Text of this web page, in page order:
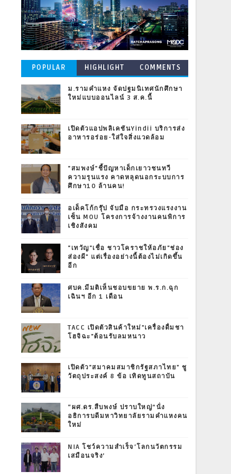
POPULAR
POSTS
HIGHLIGHT COMMENTS
ม.รามคำแหง จัดปฐมนิเทศนักศึกษา
ใหม่แบบออนไลน์ 3 ส.ค.นี้
เปิดตัวแอปพลิเคชันYindii บริการส่ง
อาหารอร่อย-ใส่ใจสิ่งแวดล้อม
"สมพงษ์"ชี้ปัญหาเด็กเยาวชนทวี
ความรุนแรง คาดหลุดนอกระบบการ
ศึกษา10 ล้านคน!
อเด็คโก้กรุ๊ป จับมือ กระทรวงแรงงาน
เซ็น MOU โครงการจ้างงานคนพิการ
เชิงสังคม
"เทวัญ"เชื่อ ชาวโคราชให้อภัย"ช่อง
ส่องผี" แต่เรื่องอย่างนี้ต้องไม่เกิดขึ้น
อีก
ศบค.มีมติเห็นชอบขยาย พ.ร.ก.ฉุก
เฉินฯ อีก 1 เดือน
TACC เปิดตัวสินค้าใหม่"เครื่องดื่มชา
โฮจิฉะ"ต้อนรับลมหนาว
เปิดตัว"สมาคมสมาชิกรัฐสภาไทย" ชู
วัตถุประสงค์ 8 ข้อ เทิดทูนสถาบัน
“ผศ.ดร.สืบพงษ์ ปราบใหญ่”นั่ง
อธิการบดีมหาวิทยาลัยรามคำแหงคน
ใหม่
NIA โชว์ความสำเร็จ‘โลกนวัตกรรม
เสมือนจริง’